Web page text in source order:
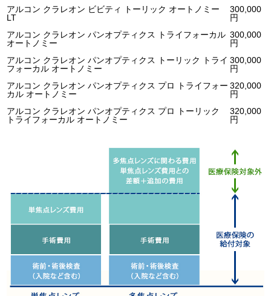
アルコン クラレオン ビビティ トーリック オートノミー
LT
300,000
円
アルコン クラレオン パンオプティクス トライフォーカル
オートノミー
300,000
円
アルコン クラレオン パンオプティクス トーリック トライ
フォーカル オートノミー
300,000
円
アルコン クラレオン パンオプティクス プロ トライフォー
カル オートノミー
320,000
円
アルコン クラレオン パンオプティクス プロ トーリック
トライフォーカル オートノミー
320,000
円